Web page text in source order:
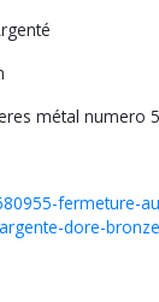
métal numero 5
fermeture-
dore-